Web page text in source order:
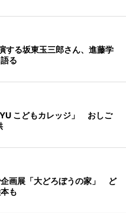
する坂東玉三郎さん、進藤学
る
こどもカレッジ」 おしご
画展「大どろぼうの家」 ど
も